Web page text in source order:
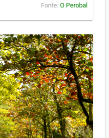
Fonte: O Perobal